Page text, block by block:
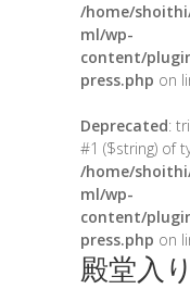
/home/
ml/wp-
content/
press.php on
Deprecated:
#1 ($string) of
/home/
ml/wp-
content/
press.php on
殿堂入り